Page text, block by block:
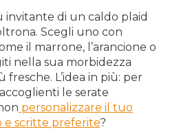
invitante di un caldo plaid
Scegli uno con
il marrone, l’arancione o
nella sua morbidezza
L’idea in più: per
le serate
personalizzare il tuo
e scritte preferite?